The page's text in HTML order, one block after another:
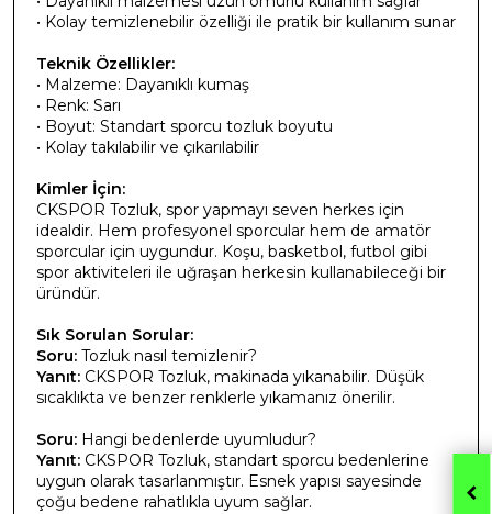
• Kolay temizlenebilir özelliği ile pratik bir kullanım sunar
Teknik Özellikler:
• Malzeme: Dayanıklı kumaş
• Renk: Sarı
• Boyut: Standart sporcu tozluk boyutu
• Kolay takılabilir ve çıkarılabilir
Kimler İçin:
CKSPOR Tozluk, spor yapmayı seven herkes için
idealdir. Hem profesyonel sporcular hem de amatör
sporcular için uygundur. Koşu, basketbol, futbol gibi
spor aktiviteleri ile uğraşan herkesin kullanabileceği bir
üründür.
Sık Sorulan Sorular:
Soru: Tozluk nasıl temizlenir?
Yanıt: CKSPOR Tozluk, makinada yıkanabilir. Düşük
sıcaklıkta ve benzer renklerle yıkamanız önerilir.
Soru: Hangi bedenlerde uyumludur?
Yanıt: CKSPOR Tozluk, standart sporcu bedenlerine
uygun olarak tasarlanmıştır. Esnek yapısı sayesinde
çoğu bedene rahatlıkla uyum sağlar.